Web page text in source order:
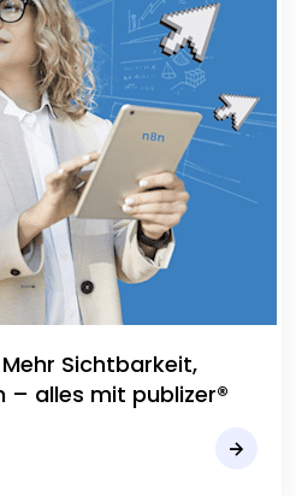
Sichtbarkeit,
– alles mit publizer®